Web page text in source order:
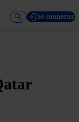
Se connecter